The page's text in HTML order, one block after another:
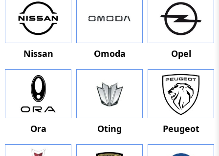
Nissan Omoda Opel
Ora Oting Peugeot